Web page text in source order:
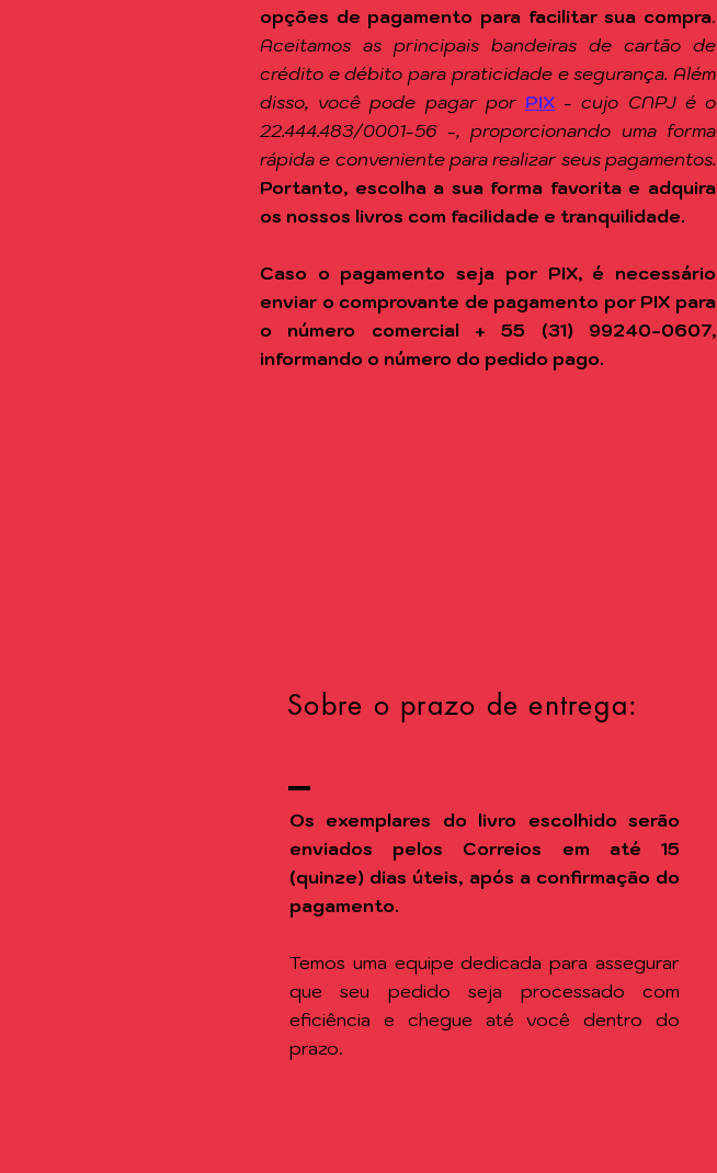
opções de pagamento para facilitar sua compra.
Aceitamos as principais bandeiras de cartão de
crédito e débito para praticidade e segurança. Além
disso, você pode pagar por PIX - cujo CNPJ é o
22.444.483/0001-56 -, proporcionando uma forma
rápida e conveniente para realizar seus pagamentos.
Portanto, escolha a sua forma favorita e adquira
os nossos livros com facilidade e tranquilidade.
Caso o pagamento seja por PIX, é necessário
enviar o comprovante de pagamento por PIX para
o número comercial + 55 (31) 99240-0607,
informando o número do pedido pago.
Sobre o prazo de entrega:
Os exemplares do livro escolhido serão
enviados pelos Correios em até 15
(quinze) dias úteis, após a confirmação do
pagamento.
Temos uma equipe dedicada para assegurar
que seu pedido seja processado com
eficiência e chegue até você dentro do
prazo.